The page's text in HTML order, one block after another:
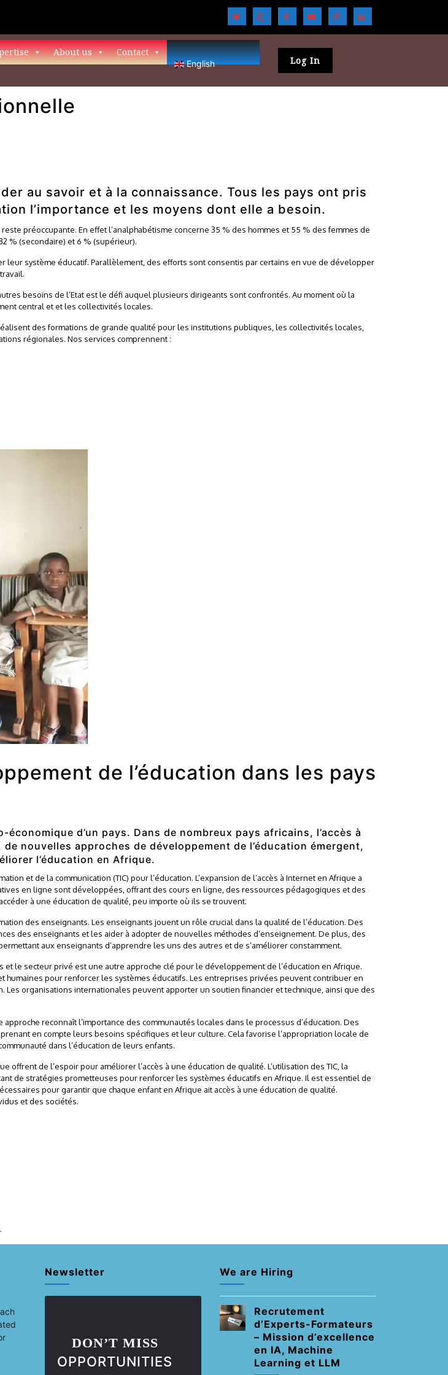
About us Contact
English Log In
au savoir et à la connaissance. Tous les pays ont pris
l’importance et les moyens dont elle a besoin.
préoccupante. En effet l’analphabétisme concerne 35 % des hommes et 55 % des femmes de
% (secondaire) et 6 % (supérieur).
système éducatif. Parallèlement, des efforts sont consentis par certains en vue de développer
besoins de l’Etat est le défi auquel plusieurs dirigeants sont confrontés. Au moment où la
central et et les collectivités locales.
des formations de grande qualité pour les institutions publiques, les collectivités locales,
régionales. Nos services comprennent :
de l’éducation dans les pays
d’un pays. Dans de nombreux pays africains, l’accès à
nouvelles approches de développement de l’éducation émergent,
l’éducation en Afrique.
et de la communication (TIC) pour l’éducation. L’expansion de l’accès à Internet en Afrique a
en ligne sont développées, offrant des cours en ligne, des ressources pédagogiques et des
à une éducation de qualité, peu importe où ils se trouvent.
des enseignants. Les enseignants jouent un rôle crucial dans la qualité de l’éducation. Des
des enseignants et les aider à adopter de nouvelles méthodes d’enseignement. De plus, des
aux enseignants d’apprendre les uns des autres et de s’améliorer constamment.
le secteur privé est une autre approche clé pour le développement de l’éducation en Afrique.
pour renforcer les systèmes éducatifs. Les entreprises privées peuvent contribuer en
organisations internationales peuvent apporter un soutien financier et technique, ainsi que des
reconnaît l’importance des communautés locales dans le processus d’éducation. Des
en compte leurs besoins spécifiques et leur culture. Cela favorise l’appropriation locale de
dans l’éducation de leurs enfants.
de l’espoir pour améliorer l’accès à une éducation de qualité. L’utilisation des TIC, la
de stratégies prometteuses pour renforcer les systèmes éducatifs en Afrique. Il est essentiel de
pour garantir que chaque enfant en Afrique ait accès à une éducation de qualité.
et des sociétés.
Newsletter
DON’T MISS
OPPORTUNITIES
We are Hiring
Recrutement
d’Experts-Formateurs
– Mission d’excellence
en IA, Machine
Learning et LLM